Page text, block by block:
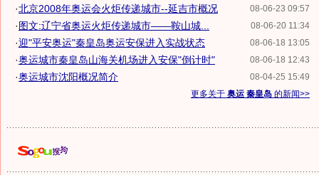
08-06-23 09:57
·北京2008年奥运会火炬传递城市--延吉市概况
08-06-20 11:34
·图文:辽宁省奥运火炬传递城市——鞍山城...
08-06-18 13:05
·迎"平安奥运"秦皇岛奥运安保进入实战状态
08-06-18 12:43
·奥运城市秦皇岛山海关机场进入安保"倒计时"
08-04-25 15:49
·奥运城市沈阳概况简介
更多关于 奥运 秦皇岛 的新闻>>